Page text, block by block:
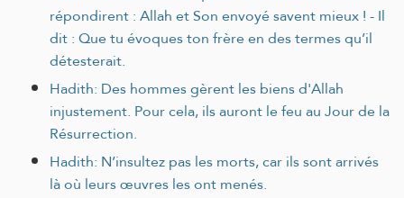
répondirent : Allah et Son envoyé savent mieux ! - Il
dit : Que tu évoques ton frère en des termes qu’il
détesterait.
Hadith: Des hommes gèrent les biens d'Allah
injustement. Pour cela, ils auront le feu au Jour de la
Résurrection.
Hadith: N’insultez pas les morts, car ils sont arrivés
là où leurs œuvres les ont menés.